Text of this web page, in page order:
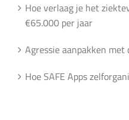
Hoe verlaag je het
€65.000 per jaar
Agressie aanpakken
Hoe SAFE Apps